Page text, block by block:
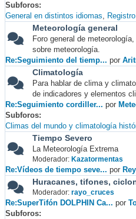
Subforos
General en distintos idiomas
Meteorología general
Foro general de
sobre meteorología.
Re:Seguimiento del tiemp... por
Climatología
Para hablar de clima y
de indicadores y elementos
Re:Seguimiento cordiller... por
Subforos
Climas del mundo y climatología
Tiempo Severo
La Meteorología Extrema
Moderador: Kazatormentas
Re:Vídeos de tiempo seve... por
Huracanes, tifones,
Moderador: rayo_cruces
Re:SuperTifón DOLPHIN Ca... por
Subforos